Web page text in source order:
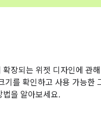
장되는 위젯 디자인에 관
기를 확인하고 사용 가능한
법을 알아보세요.